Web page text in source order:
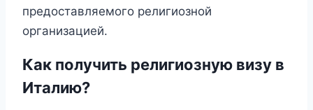
предоставляемого религиозной
организацией.
Как получить религиозную визу в
Италию?